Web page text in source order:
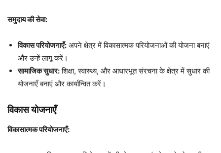
समुदाय की सेवा:
विकास परियोजनाएँ: अपने क्षेत्र में विकासात्मक परियोजनाओं की योजना बनाएं
और उन्हें लागू करें।
सामाजिक सुधार:शिक्षा, स्वास्थ्य, और आधारभूत संरचना के क्षेत्र में सुधार की
योजनाएँ बनाएं और कार्यान्वित करें।
विकास योजनाएँ
विकासात्मक परियोजनाएँ: